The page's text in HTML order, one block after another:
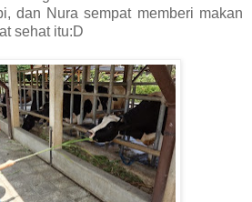
dan Nura sempat memberi makan
sehat itu:D